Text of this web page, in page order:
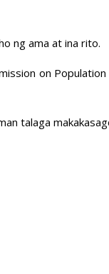
ng ama at ina rito.
on
talaga